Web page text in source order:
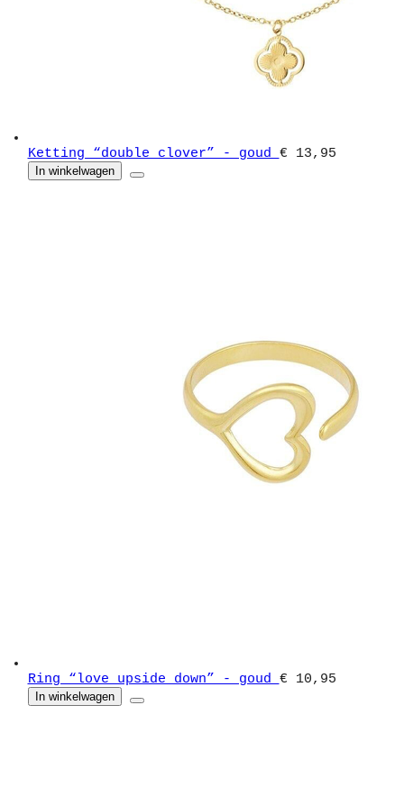
Ketting “double clover” - goud € 13,95
In winkelwagen
Ring “love upside down” - goud € 10,95
In winkelwagen